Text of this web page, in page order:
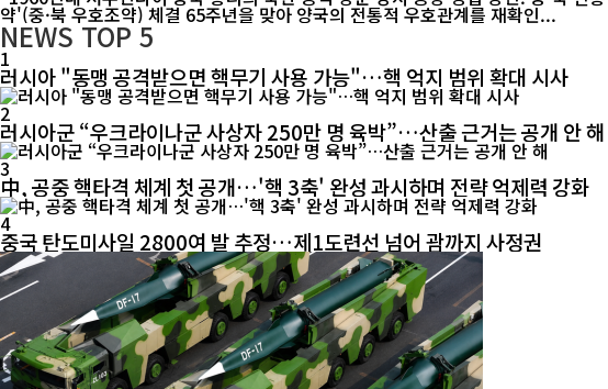
약'(중·북 우호조약) 체결 65주년을 맞아 양국의 전통적 우호관계를 재확인...
NEWSTOP 5
1
러시아 "동맹 공격받으면 핵무기 사용 가능"…핵 억지 범위 확대 시사
2
러시아군 “우크라이나군 사상자 250만 명 육박”…산출 근거는 공개 안 해
3
中, 공중 핵타격 체계 첫 공개…'핵 3축' 완성 과시하며 전략 억제력 강화
4
중국 탄도미사일 2800여 발 추정…제1도련선 넘어 괌까지 사정권